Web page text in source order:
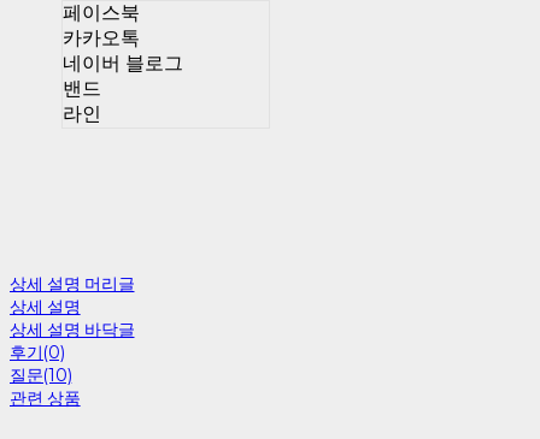
페이스북
카카오톡
네이버 블로그
밴드
라인
상세 설명 머리글
상세 설명
상세 설명 바닥글
후기(0)
질문(10)
관련 상품